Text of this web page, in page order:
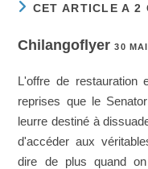
CET ARTICLE A 2
Chilangoflyer30
L'offre de restauration
reprises que le
leurre destiné à
d'accéder aux
dire de plus quand